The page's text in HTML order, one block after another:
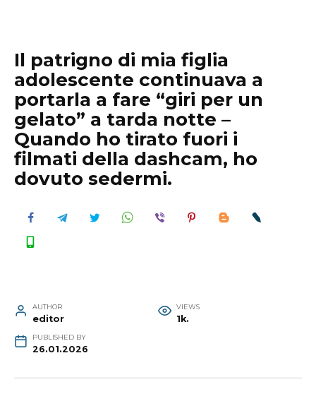
Il patrigno di mia figlia
adolescente continuava a
portarla a fare “giri per un
gelato” a tarda notte –
Quando ho tirato fuori i
filmati della dashcam, ho
dovuto sedermi.
AUTHOR
editor
VIEWS
1k.
PUBLISHED BY
26.01.2026